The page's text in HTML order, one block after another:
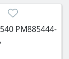
семьи,
PM885444-